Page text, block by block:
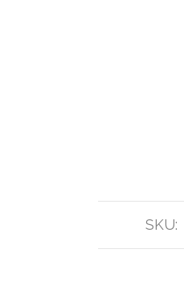
SKU: